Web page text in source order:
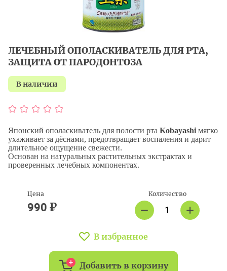
ЛЕЧЕБНЫЙ ОПОЛАСКИВАТЕЛЬ ДЛЯ РТА,
ЗАЩИТА ОТ ПАРОДОНТОЗА
в наличии
Японский ополаскиватель для полости рта Kobayashi мягко
ухаживает за дёснами, предотвращает воспаления и дарит
длительное ощущение свежести.
Основан на натуральных растительных экстрактах и
проверенных лечебных компонентах.
Цена
990 ₽
Количество
В избранное
Добавить в корзину